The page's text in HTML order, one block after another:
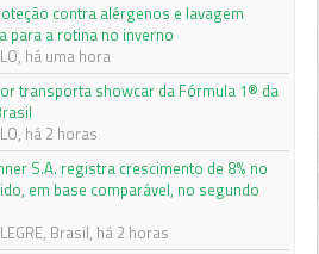
contra alérgenos e lavagem
para a rotina no inverno
há uma hora
transporta showcar da Fórmula 1® da
há 2 horas
S.A. registra crescimento de 8% no
em base comparável, no segundo
Brasil, há 2 horas